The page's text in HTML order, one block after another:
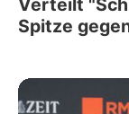
Verteilt
Spitze